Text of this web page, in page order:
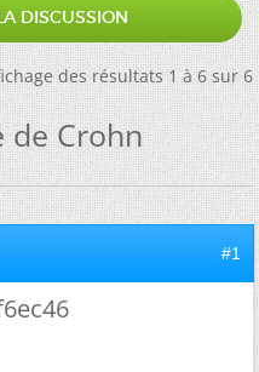
DISCUSSION
des résultats 1 à 6 sur 6
de Crohn
#1